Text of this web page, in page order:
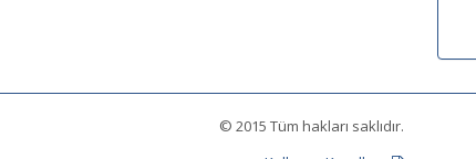
© 2015 Tüm hakları saklıdır.